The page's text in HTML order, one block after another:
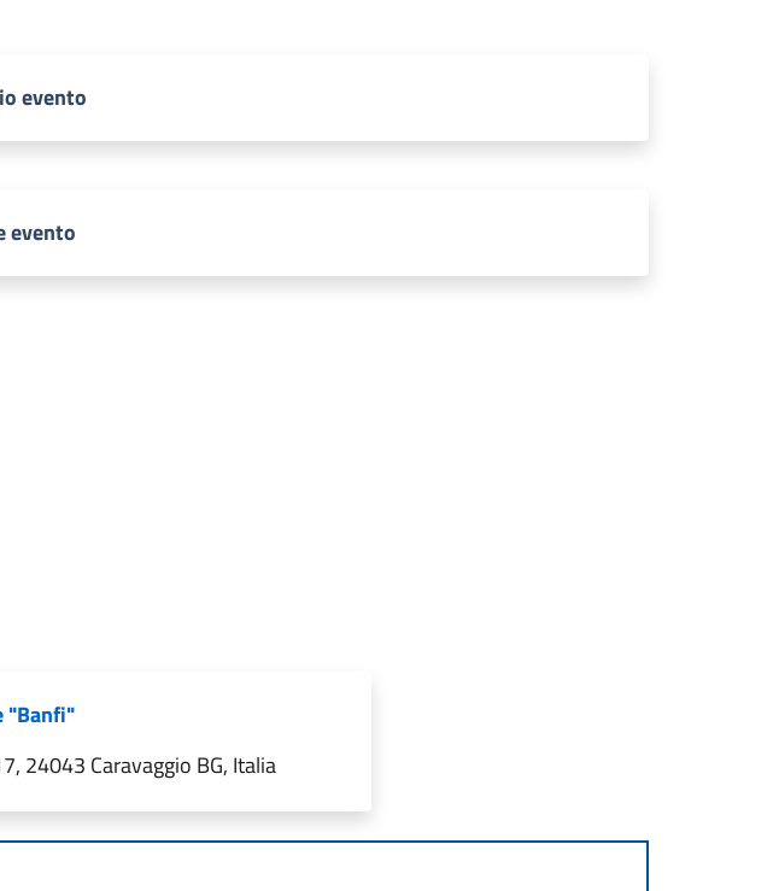
evento
evento
"Banfi"
24043 Caravaggio BG, Italia